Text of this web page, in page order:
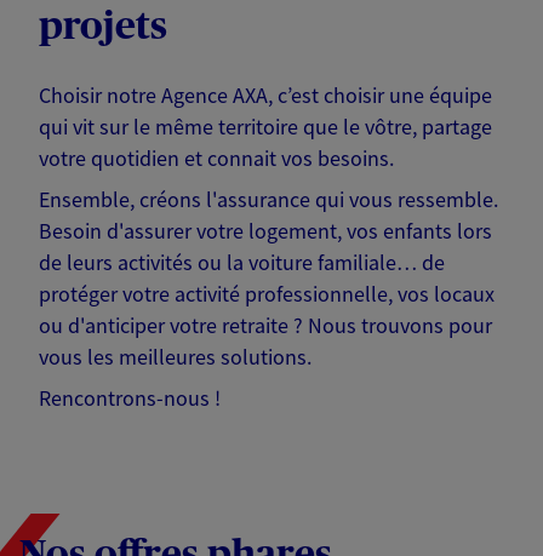
projets
Choisir notre Agence AXA, c’est choisir une équipe
qui vit sur le même territoire que le vôtre, partage
votre quotidien et connait vos besoins.
Ensemble, créons l'assurance qui vous ressemble.
Besoin d'assurer votre logement, vos enfants lors
de leurs activités ou la voiture familiale… de
protéger votre activité professionnelle, vos locaux
ou d'anticiper votre retraite ? Nous trouvons pour
vous les meilleures solutions.
Rencontrons-nous !